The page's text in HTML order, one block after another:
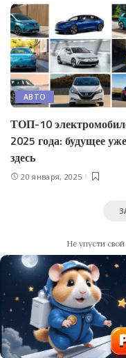
АВТО
ТОП-10
2025 года: будущее уже
здесь
20 января, 2025
Не упусти